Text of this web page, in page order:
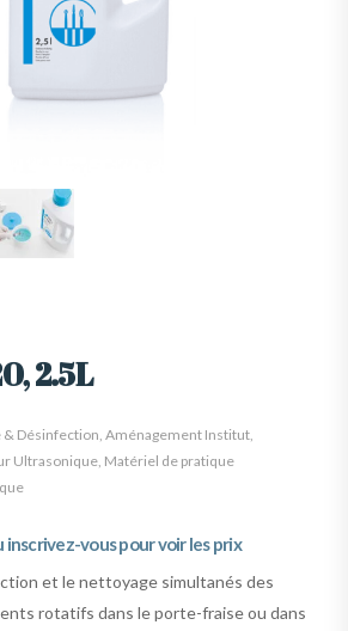
2.5L
& Désinfection Aménagement Institut
Ultrasonique Matériel de pratique
vous pour voir les prix
et le nettoyage simultanés des
rotatifs dans le porte-fraise ou dans